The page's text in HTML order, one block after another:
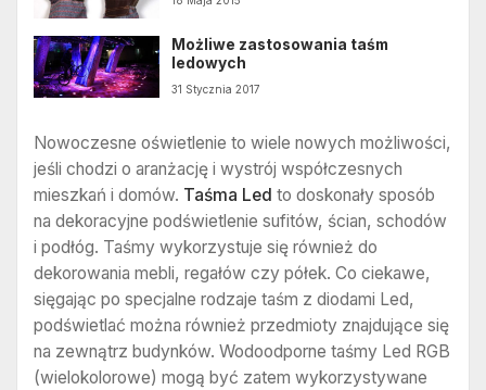
Możliwe zastosowania taśm
ledowych
31 Stycznia 2017
Nowoczesne oświetlenie to wiele nowych możliwości,
jeśli chodzi o aranżację i wystrój współczesnych
mieszkań i domów. Taśma Led to doskonały sposób
na dekoracyjne podświetlenie sufitów, ścian, schodów
i podłóg. Taśmy wykorzystuje się również do
dekorowania mebli, regałów czy półek. Co ciekawe,
sięgając po specjalne rodzaje taśm z diodami Led,
podświetlać można również przedmioty znajdujące się
na zewnątrz budynków. Wodoodporne taśmy Led RGB
(wielokolorowe) mogą być zatem wykorzystywane